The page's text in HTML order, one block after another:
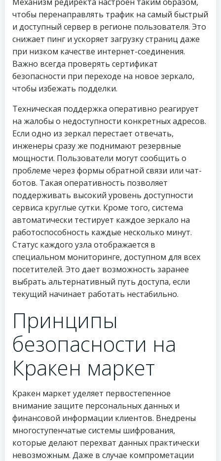
чтобы перенаправлять трафик на самый быстрый
и доступный сервер в регионе пользователя. Это
снижает пинг и ускоряет загрузку страниц даже
при низком качестве интернет-соединения.
Важно всегда проверять сертификат
безопасности при переходе на новое зеркало,
чтобы избежать подделки.
Техническая поддержка оперативно реагирует
на жалобы о недоступности конкретных адресов.
Если одно из зеркал перестает отвечать,
инженеры сразу же поднимают резервные
мощности. Пользователи могут сообщить о
проблеме через формы обратной связи или чат-
ботов. Такая оперативность позволяет
поддерживать высокий уровень доступности
сервиса круглые сутки. Кроме того, система
автоматически тестирует каждое зеркало на
работоспособность каждые несколько минут.
Статус каждого узла отображается в
специальном мониторинге, доступном для всех
посетителей. Это дает возможность заранее
выбрать альтернативный путь доступа, если
текущий начинает работать нестабильно.
Принципы
безопасности на
Кракен маркет
Кракен маркет уделяет первостепенное
внимание защите персональных данных и
финансовой информации клиентов. Внедрены
многоступенчатые системы шифрования,
которые делают перехват данных практически
невозможным. Даже в случае компрометации